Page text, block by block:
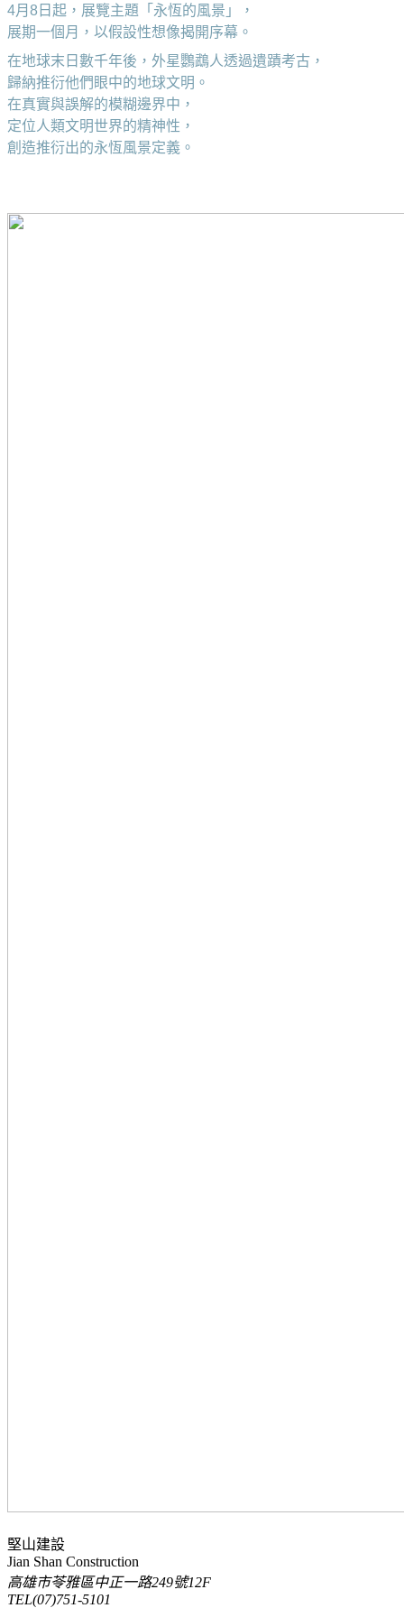
4月8日起，展覽主題「永恆的風景」，
展期一個月，以假設性想像揭開序幕。
在地球末日數千年後，外星鸚鵡人透過遺蹟考古，
歸納推衍他們眼中的地球文明。
在真實與誤解的模糊邊界中，
定位人類文明世界的精神性，
創造推衍出的永恆風景定義。
堅山建設
Jian Shan Construction
高雄市苓雅區中正一路249號12F
TEL(07)751-5101